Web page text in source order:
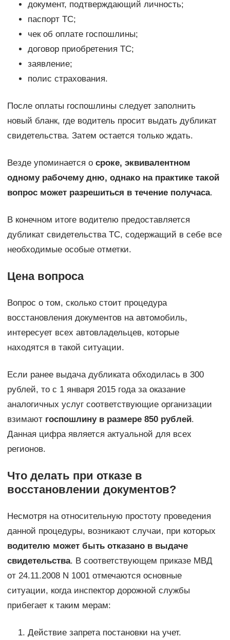
документ, подтверждающий личность;
паспорт ТС;
чек об оплате госпошлины;
договор приобретения ТС;
заявление;
полис страхования.
После оплаты госпошлины следует заполнить
новый бланк, где водитель просит выдать дубликат
свидетельства. Затем остается только ждать.
Везде упоминается о сроке, эквивалентном
одному рабочему дню, однако на практике такой
вопрос может разрешиться в течение получаса.
В конечном итоге водителю предоставляется
дубликат свидетельства ТС, содержащий в себе все
необходимые особые отметки.
Цена вопроса
Вопрос о том, сколько стоит процедура
восстановления документов на автомобиль,
интересует всех автовладельцев, которые
находятся в такой ситуации.
Если ранее выдача дубликата обходилась в 300
рублей, то с 1 января 2015 года за оказание
аналогичных услуг соответствующие организации
взимают госпошлину в размере 850 рублей.
Данная цифра является актуальной для всех
регионов.
Что делать при отказе в
восстановлении документов?
Несмотря на относительную простоту проведения
данной процедуры, возникают случаи, при которых
водителю может быть отказано в выдаче
свидетельства. В соответствующем приказе МВД
от 24.11.2008 N 1001 отмечаются основные
ситуации, когда инспектор дорожной службы
прибегает к таким мерам:
Действие запрета постановки на учет.